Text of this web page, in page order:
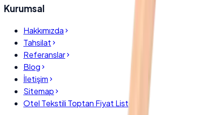
Kurumsal
Hakkımızda
Tahsilat
Referanslar
Blog
İletişim
Sitemap
Otel Tekstili Toptan Fiyat Listesi